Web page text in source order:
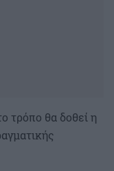
τρόπο θα δοθεί η